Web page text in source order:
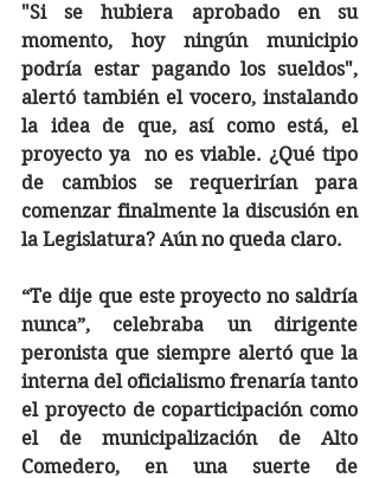
"Si se hubiera aprobado en su
momento, hoy ningún municipio
podría estar pagando los sueldos",
alertó también el vocero, instalando
la idea de que, así como está, el
proyecto ya  no es viable. ¿Qué tipo
de cambios se requerirían para
comenzar finalmente la discusión en
la Legislatura? Aún no queda claro.
“Te dije que este proyecto no saldría
nunca”, celebraba un dirigente
peronista que siempre alertó que la
interna del oficialismo frenaría tanto
el proyecto de coparticipación como
el de municipalización de Alto
Comedero, en una suerte de